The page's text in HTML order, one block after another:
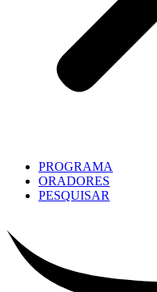
PROGRAMA
ORADORES
PESQUISAR